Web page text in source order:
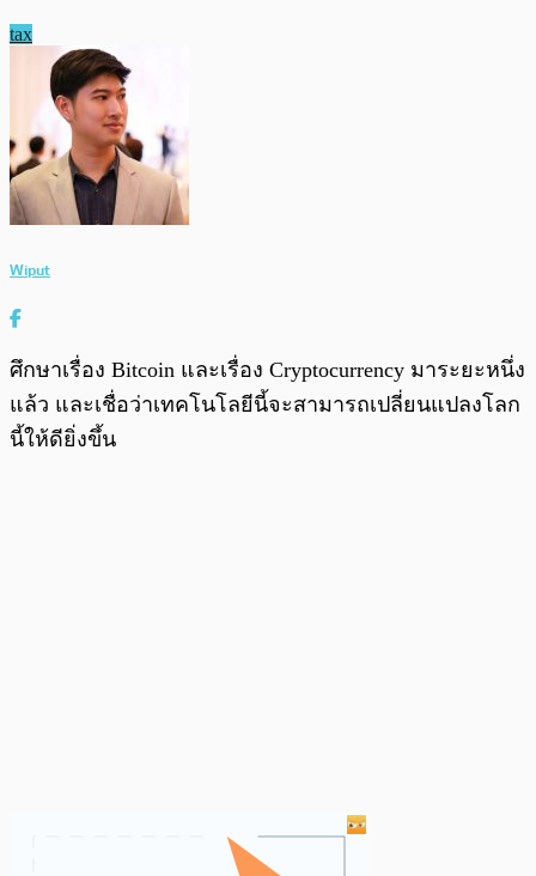
tax
Wiput
ศึกษาเรื่อง Bitcoin และเรื่อง Cryptocurrency มาระยะหนึ่ง
แล้ว และเชื่อว่าเทคโนโลยีนี้จะสามารถเปลี่ยนแปลงโลก
นี้ให้ดียิ่งขึ้น